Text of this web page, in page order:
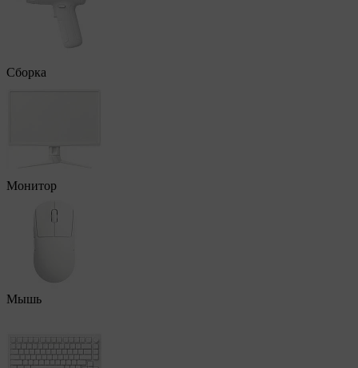
Сборка
Монитор
Мышь